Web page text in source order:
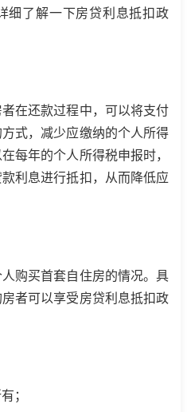
细了解一下房贷利息抵扣政
在还款过程中，可以将支付
式，减少应缴纳的个人所得
每年的个人所得税申报时，
利息进行抵扣，从而降低应
购买首套自住房的情况。具
者可以享受房贷利息抵扣政
；